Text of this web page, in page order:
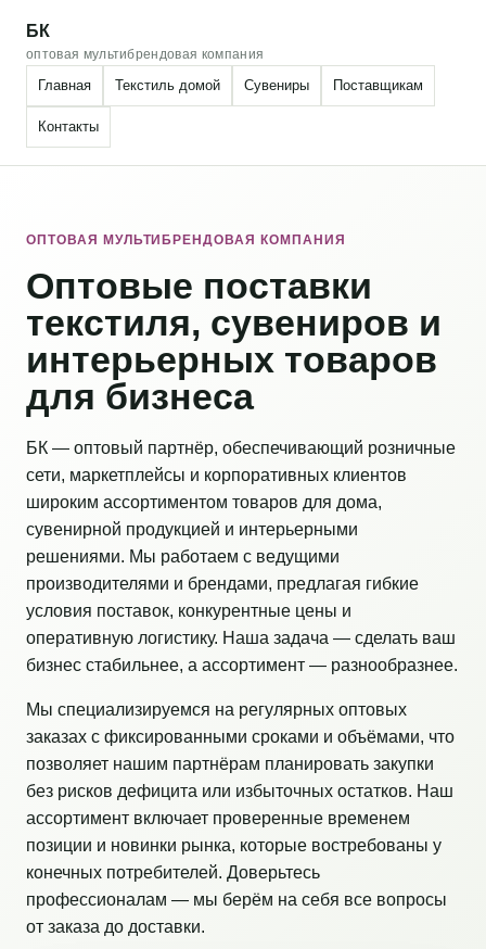
БК
оптовая мультибрендовая компания
Главная Текстиль домой Сувениры Поставщикам
Контакты
ОПТОВАЯ МУЛЬТИБРЕНДОВАЯ КОМПАНИЯ
Оптовые поставки
текстиля, сувениров и
интерьерных товаров
для бизнеса
БК — оптовый партнёр, обеспечивающий розничные
сети, маркетплейсы и корпоративных клиентов
широким ассортиментом товаров для дома,
сувенирной продукцией и интерьерными
решениями. Мы работаем с ведущими
производителями и брендами, предлагая гибкие
условия поставок, конкурентные цены и
оперативную логистику. Наша задача — сделать ваш
бизнес стабильнее, а ассортимент — разнообразнее.
Мы специализируемся на регулярных оптовых
заказах с фиксированными сроками и объёмами, что
позволяет нашим партнёрам планировать закупки
без рисков дефицита или избыточных остатков. Наш
ассортимент включает проверенные временем
позиции и новинки рынка, которые востребованы у
конечных потребителей. Доверьтесь
профессионалам — мы берём на себя все вопросы
от заказа до доставки.